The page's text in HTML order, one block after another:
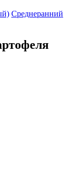
Среднеранний